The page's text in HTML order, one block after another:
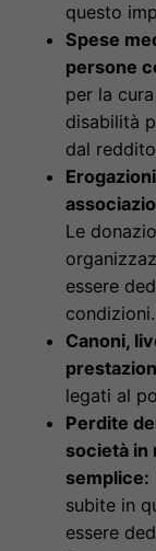
questo
Spese
persone
per la
disabilità
dal
Le
essere
condizioni.
Canoni,
legati al
Perdite
società in
semplice:
subite in
essere